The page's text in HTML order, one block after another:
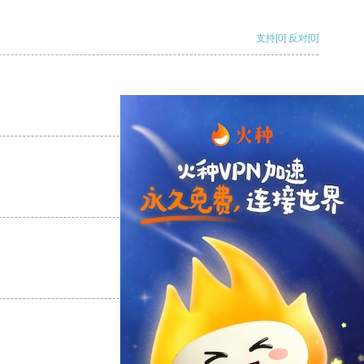
支持[0] 反对[0]
支持 [0] 反对[0]
支持[0] 反对